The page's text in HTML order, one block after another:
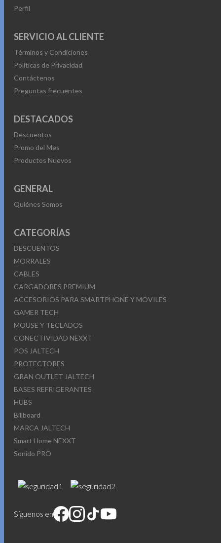
Perfil
SERVICIO AL CLIENTE
Términos y Condiciones
Políticas de Privacidad
Contáctenos
Preguntas frecuentes
DESTACADOS
Descuentos
Promo del Mes
Productos Nuevos
GENERAL
Quiénes Somos
CATEGORÍAS
DESCUENTOS
MORRALES
CABLES
CARGADORES PREMIUM
ACCESORIOS PARA SMARTPHONE Y MOVILES
GAMER TECH
MOUSE Y TECLADOS
CONECTIVIDAD NEXXT
POS JALTECH
PROTECTORES
GRAN OUTLET JALTECH
BASES REFRIGERANTES
HUBS
Billboard
MARCA JALTECH
Smart Home NEXXT
Sonido PRO
Síguenos en